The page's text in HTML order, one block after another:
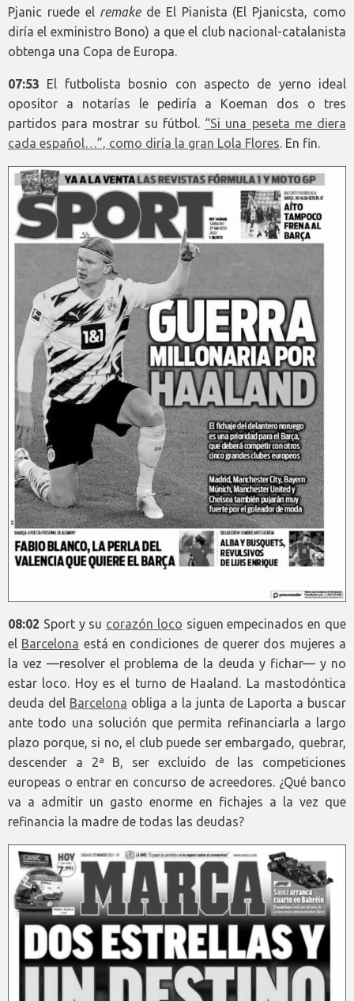
Pjanic ruede el remakede El Pianista (El Pjanicsta, como
diría el exministro Bono) a que el club nacional-catalanista
obtenga una Copa de Europa.
07:53 El futbolista bosnio con aspecto de yerno ideal
opositor a notarías le pediría a Koeman dos o tres
partidos para mostrar su fútbol. “Si una peseta me diera
cada español…”, como diría la gran Lola Flores . En fin.
08:02 Sport y su corazón loco siguen empecinados en que
el Barcelona está en condiciones de querer dos mujeres a
la vez —resolver el problema de la deuda y fichar— y no
estar loco. Hoy es el turno de Haaland. La mastodóntica
deuda del Barcelona obliga a la junta de Laporta a buscar
ante todo una solución que permita refinanciarla a largo
plazo porque, si no, el club puede ser embargado, quebrar,
descender a 2ª B, ser excluido de las competiciones
europeas o entrar en concurso de acreedores. ¿Qué banco
va a admitir un gasto enorme en fichajes a la vez que
refinancia la madre de todas las deudas?